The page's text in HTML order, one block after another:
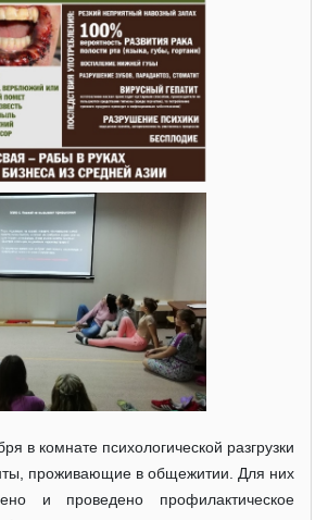
в комнате психологической разгрузки
проживающие в общежитии. Для них
и проведено профилактическое